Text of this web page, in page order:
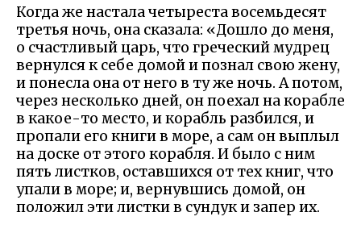
Когда же настала четыреста восемьдесят
третья ночь, она сказала: «Дошло до меня,
о счастливый царь, что греческий мудрец
вернулся к себе домой и познал свою жену,
и понесла она от него в ту же ночь. А потом,
через несколько дней, он поехал на корабле
в какое-то место, и корабль разбился, и
пропали его книги в море, а сам он выплыл
на доске от этого корабля. И было с ним
пять листков, оставшихся от тех книг, что
упали в море; и, вернувшись домой, он
положил эти листки в сундук и запер их.